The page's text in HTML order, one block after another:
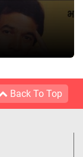
Back To Top